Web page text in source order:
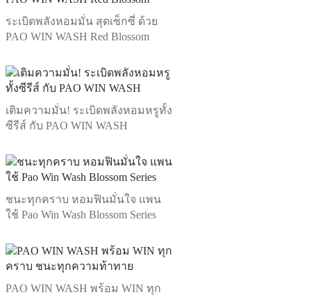
ระเบิดพลังหอมมั่น สุดเซ็กซี่ ด้วย
PAO WIN WASH Red Blossom
เติมความมั่น! ระเบิดพลังหอมหรูทั้ง
ซีรีส์ กับ PAO WIN WASH
ชนะทุกคราบ หอมฟินมั่นใจ แพน
ใช้ Pao Win Wash Blossom Series
PAO WIN WASH พร้อม WIN ทุก